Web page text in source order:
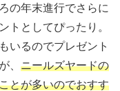
の年末進行でさらに
トとしてぴったり。
いるのでプレゼント
、 ニールズヤードの
とが多いのでおすす